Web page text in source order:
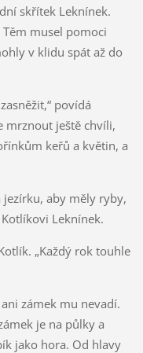
skřítek Leknínek.
musel pomoci
v klidu spát až do
povídá
mrznout ještě chvíli,
keřů a květin, a
jezírku, aby měly ryby,
Leknínek.
„Každý rok touhle
zámek mu nevadí.
je na půlky a
jako hora. Od hlavy